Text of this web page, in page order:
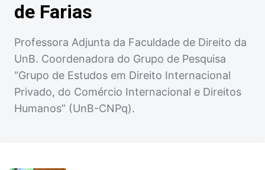
de Farias
Professora Adjunta da Faculdade de Direito da
UnB. Coordenadora do Grupo de Pesquisa
“Grupo de Estudos em Direito Internacional
Privado, do Comércio Internacional e Direitos
Humanos” (UnB-CNPq).